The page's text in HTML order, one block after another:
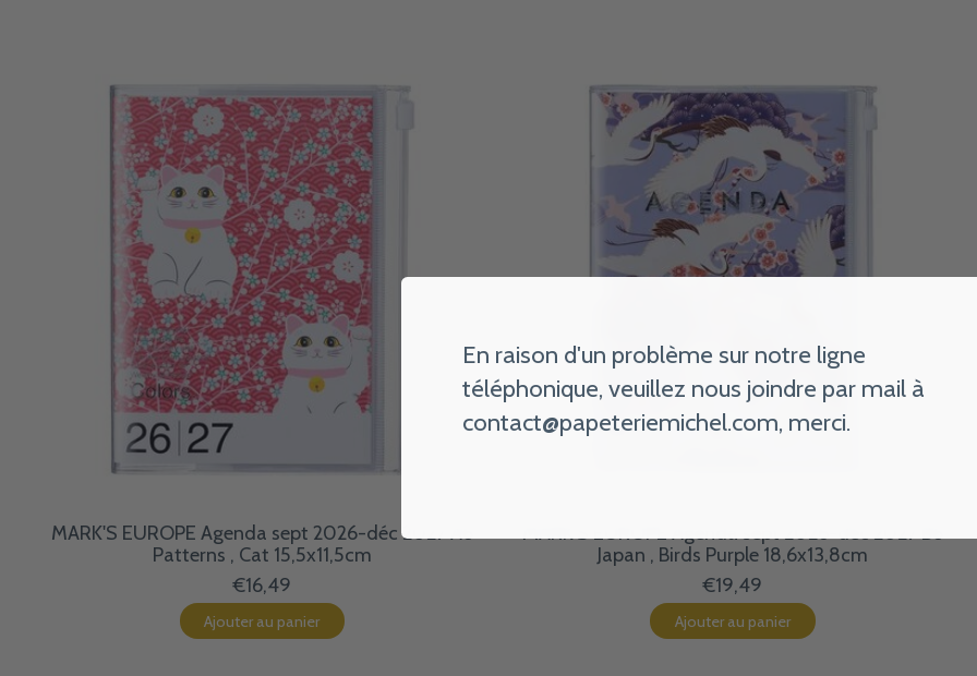
MARK'S EUROPE Agenda sept 2026-déc 2027 A6
Patterns , Cat 15,5x11,5cm
€16,49
Ajouter au panier
MARK'S EUROPE Agenda sept 2026-déc 2027 B6
Japan , Birds Purple 18,6x13,8cm
€19,49
Ajouter au panier
En raison d'un problème sur notre ligne
téléphonique, veuillez nous joindre par mail à
contact@papeteriemichel.com, merci.